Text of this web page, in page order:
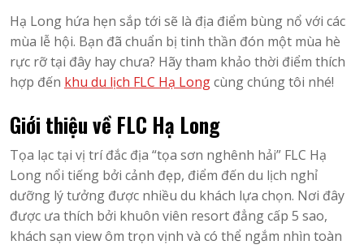
Hạ Long hứa hẹn sắp tới sẽ là địa điểm bùng nổ với các
mùa lễ hội. Bạn đã chuẩn bị tinh thần đón một mùa hè
rực rỡ tại đây hay chưa? Hãy tham khảo thời điểm thích
hợp đến khu du lịch FLC Hạ Longcùng chúng tôi nhé!
Giới thiệu về FLC Hạ Long
Tọa lạc tại vị trí đắc địa “tọa sơn nghênh hải” FLC Hạ
Long nổi tiếng bởi cảnh đẹp, điểm đến du lịch nghỉ
dưỡng lý tưởng được nhiều du khách lựa chọn. Nơi đây
được ưa thích bởi khuôn viên resort đẳng cấp 5 sao,
khách sạn view ôm trọn vịnh và có thể ngắm nhìn toàn